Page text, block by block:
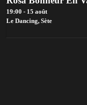
19:00 - 15 août
Le Dancing, Sète